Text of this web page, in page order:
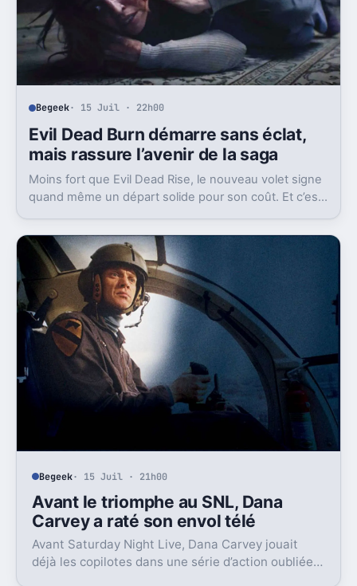
Begeek· 15 Juil · 22h00
Evil Dead Burn démarre sans éclat,
mais rassure l’avenir de la saga
Moins fort que Evil Dead Rise, le nouveau volet signe
quand même un départ solide pour son coût. Et c’est
Begeek· 15 Juil · 21h00
Avant le triomphe au SNL, Dana
Carvey a raté son envol télé
Avant Saturday Night Live, Dana Carvey jouait
déjà les copilotes dans une série d’action oubliée.